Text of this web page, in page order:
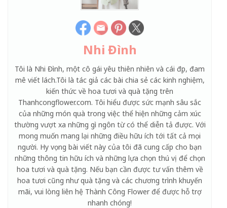
Nhi Đình
Tôi là Nhi Đình, một cô gái yêu thiên nhiên và cái đẹp, đam
mê viết lách.Tôi là tác giả các bài chia sẻ các kinh nghiệm,
kiến thức về hoa tươi và quà tặng trên
Thanhcongflower.com. Tôi hiểu được sức mạnh sâu sắc
của những món quà trong việc thể hiện những cảm xúc
thường vượt xa những gì ngôn từ có thể diễn tả được. Với
mong muốn mang lại những điều hữu ích tới tất cả mọi
người. Hy vọng bài viết này của tôi đã cung cấp cho bạn
những thông tin hữu ích và những lựa chọn thú vị để chọn
hoa tươi và quà tặng. Nếu bạn cần được tư vấn thêm về
hoa tươi cũng như quà tặng và các chương trình khuyến
mãi, vui lòng liên hệ Thành Công Flower để được hỗ trợ
nhanh chóng!